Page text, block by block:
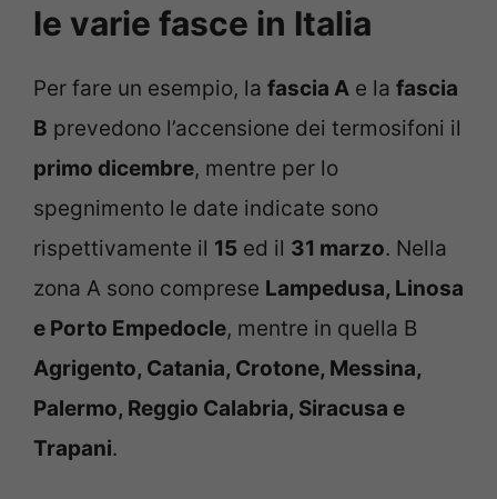
le varie fasce in Italia
Per fare un esempio, la fascia A e la fascia
B prevedono l’accensione dei termosifoni il
primo dicembre, mentre per lo
spegnimento le date indicate sono
rispettivamente il 15 ed il 31 marzo. Nella
zona A sono comprese Lampedusa, Linosa
e Porto Empedocle, mentre in quella B
Agrigento, Catania, Crotone, Messina,
Palermo, Reggio Calabria, Siracusa e
Trapani.